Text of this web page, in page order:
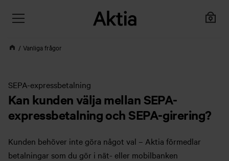
Vanliga frågor
SEPA-expressbetalning
Kan kunden välja mellan SEPA-
expressbetalning och SEPA-girering?
Kunden behöver inte göra något val – Aktia förmedlar
betalningar som du gör i nät- eller mobilbanken